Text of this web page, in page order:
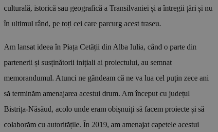
culturală, istorică sau geografică a Transilvaniei și a întregii țări și nu
în ultimul rând, pe toți cei care parcurg acest traseu.
Am lansat ideea în Piața Cetății din Alba Iulia, când o parte din
partenerii și susținătorii inițiali ai proiectului, au semnat
memorandumul. Atunci ne gândeam că ne va lua cel puțin zece ani
să terminăm amenajarea acestui drum. Am început cu județul
Bistrița-Năsăud, acolo unde eram obișnuiți să facem proiecte și să
colaborăm cu autoritățile. În 2019, am amenajat capetele acestui